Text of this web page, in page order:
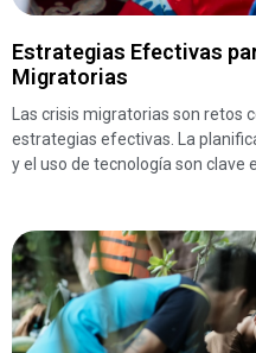
Estrategias Efectivas
Migratorias
Las crisis migratorias son retos
estrategias efectivas. La
y el uso de tecnología son clave